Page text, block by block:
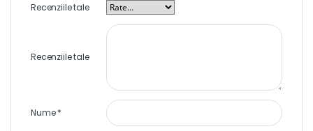
Recenziile tale
Recenziile tale
Nume*